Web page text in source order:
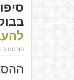
פורסם ב 14 ביולי 2003